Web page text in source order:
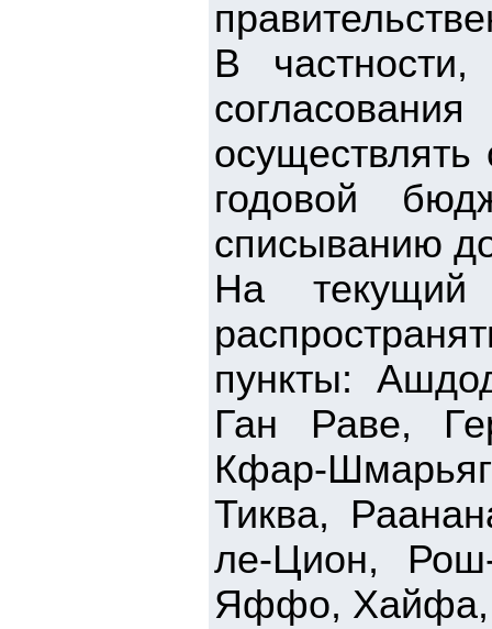
В
годовой
списыванию
На текущий
пункты:
Ган Раве,
Кфар-
Тиква,
ле-Цион,
Яффо, Хайфа,